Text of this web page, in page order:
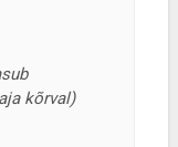
kõrval)